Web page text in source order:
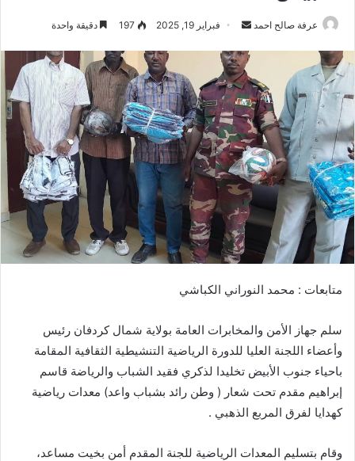
عرفة صالح احمد
س
ل
ب
ر
ي
د
ا
إ
ل
ك
ت
و
ي
ا
فبراير 19, 2025 197 دقيقة واحدة
متابعات : محمد النوراني الكباشي
سلم جهاز الأمن والمخابرات العامة بولاية شمال كردفان رئيس
وأعضاء اللجنة العليا للدورة الرياضية التنشيطية الثقافية المقامة
باحياء جنوب الأبيض تخليدا لذكري فقيد الشباب والرياضة قاسم
إبراهيم مقدم تحت شعار ( وطن رائد بشباب واعد) معدات رياضية
كهدايا لفرق المربع الذهبي .
وقام بتسليم المعدات الرياضية للجنة المقدم أمن بخيت مساعد،